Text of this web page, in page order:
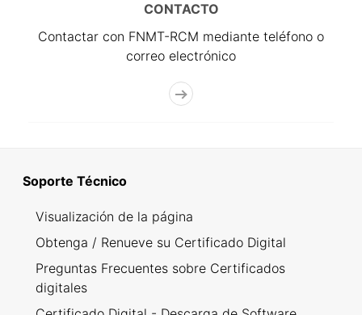
CONTACTO
Contactar con FNMT-RCM mediante teléfono o
correo electrónico
Soporte Técnico
Visualización de la página
Obtenga / Renueve su Certificado Digital
Preguntas Frecuentes sobre Certificados
digitales